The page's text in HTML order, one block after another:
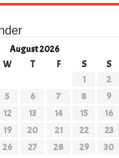
August 2026
W T F S
S
1
2
5 6 7 8
9
12 13 14 15
16
19 20 21 22
23
26 27 28 29
30